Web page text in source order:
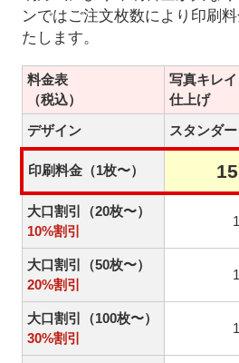
ンではご注文枚数により印刷
たします。
料金表
（税込）
写真キレイ
仕上げ
デザイン
スタンダ
印刷料金（1枚〜）
大口割引（20枚〜）
10%割引
大口割引（50枚〜）
20%割引
大口割引（100枚〜）
30%割引